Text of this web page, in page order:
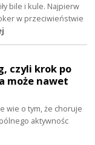
bile i kule. Najpierw
w przeciwieństwie
czyli krok po
może nawet
wie o tym, że choruje
aktywnośc